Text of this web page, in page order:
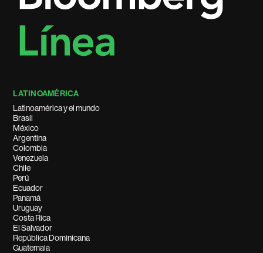
LATINOAMÉRICA
Latinoamérica y el mundo
Brasil
México
Argentina
Colombia
Venezuela
Chile
Perú
Ecuador
Panamá
Uruguay
Costa Rica
El Salvador
República Dominicana
Guatemala